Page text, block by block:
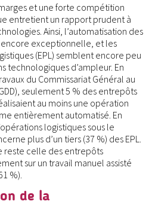
et une forte compétition
entretient un rapport prudent à
Ainsi, l’automatisation des
exceptionnelle, et les
(EPL) semblent encore peu
technologiques d’ampleur. En
du Commissariat Général au
seulement 5 % des entrepôts
au moins une opération
entièrement automatisé. En
logistiques sous le
plus d’un tiers (37 %) des EPL.
reste celle des entrepôts
sur un travail manuel assisté
%).
de la